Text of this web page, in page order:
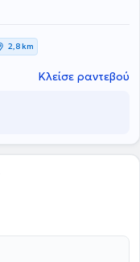
2,8 km
Κλείσε ραντεβού